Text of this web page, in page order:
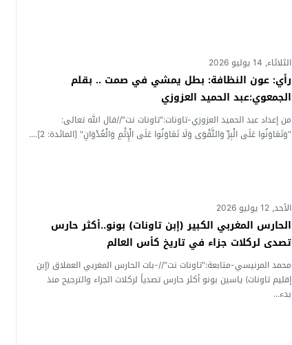
الثلاثاء, 14 يوليو 2026
رأي: عون النظافة: بطل يمشي في صمت .. بقلم
الجمعوي:عبد الحميد العزوزي
من إعداد عبد الحميد العزوزي-تاونات:"تاونات نت"//قال الله تعالى:
"وَتَعَاوَنُوا عَلَى الْبِرِّ وَالتَّقْوَى وَلَا تَعَاوَنُوا عَلَى الْإِثْمِ وَالْعُدْوَانِ" [المائدة: 2]....
الأحد, 12 يوليو 2026
الحارس المغربي الكبير (إبن تاونات) بونو..أكثر حارس
تصدى لركلات جزاء في تاريخ كأس العالم
محمد المرنيسي-متابعة:"تاونات نت"//-بات الحارس المغربي العملاق (إبن
إقليم تاونات) ياسين بونو أكثر حارس تصدياً لركلات الجزاء والترجيح منذ
بدء...